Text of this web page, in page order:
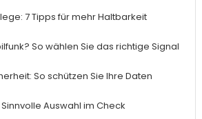
7 Tipps für mehr Haltbarkeit
So wählen Sie das richtige Signal
So schützen Sie Ihre Daten
Auswahl im Check